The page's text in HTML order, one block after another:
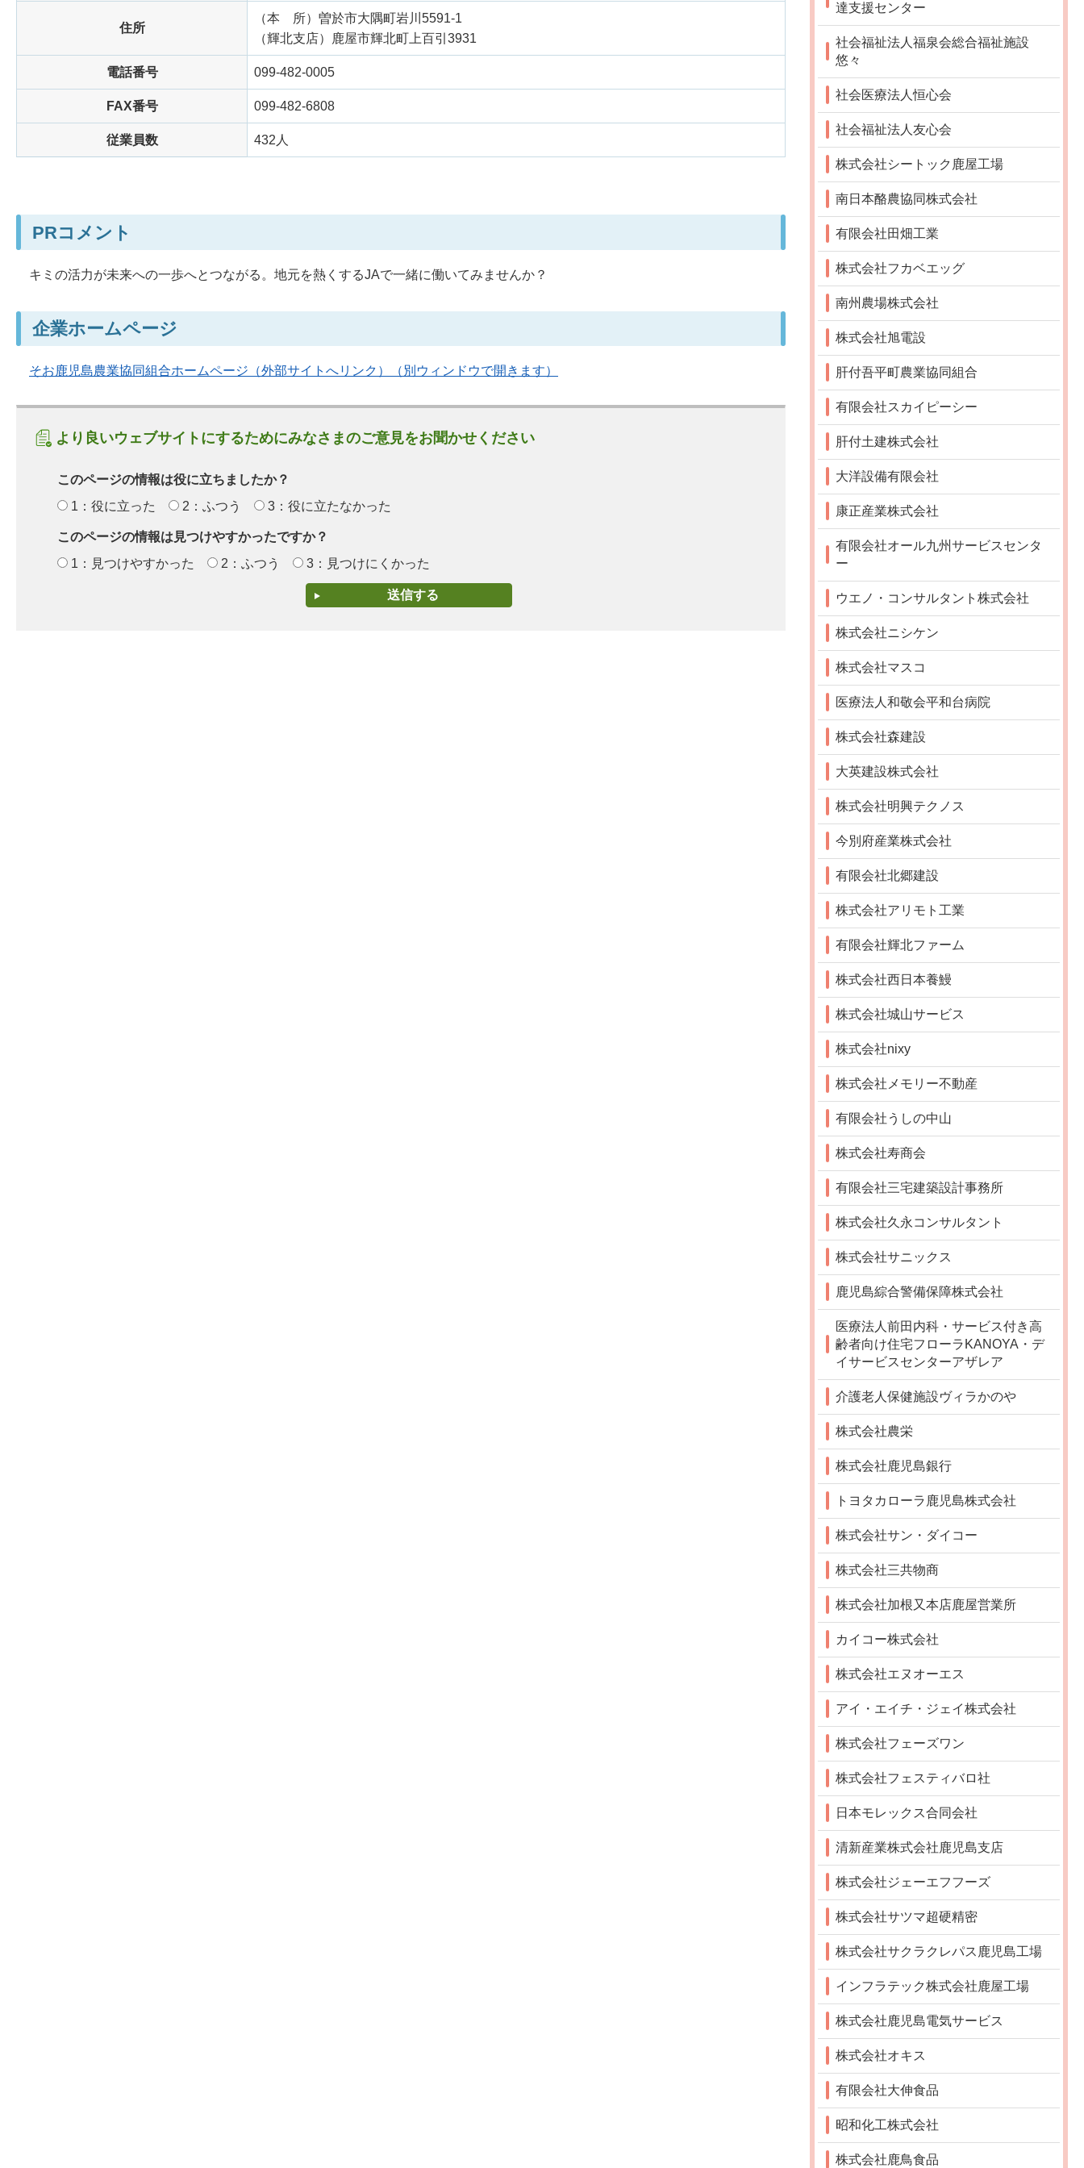
住所
（本 所） 曽於市大隅町岩川5591-1
（輝北支店）鹿屋市輝北町上百引3931
電話番号 099-482-0005
FAX番号 099-482-6808
従業員数 432人
PRコメント
キミの活力が未来への一歩へとつながる。地元を熱くするJAで一緒に働いてみませんか？
企業ホームページ
そお鹿児島農業協同組合ホームページ（外部サイトへリンク）（別ウィンドウで開きます）
より良いウェブサイトにするためにみなさまのご意見をお聞かせください
このページの情報は役に立ちましたか？
1：役に立った
2：ふつう 3：役に立たなかった
このページの情報は見つけやすかったですか？
1：見つけやすかった
2：ふつう 3：見つけにくかった
達支援センター
社会福祉法人福泉会総合福祉施設
悠々
社会医療法人恒心会
社会福祉法人友心会
株式会社シートック鹿屋工場
南日本酪農協同株式会社
有限会社田畑工業
株式会社フカベエッグ
南州農場株式会社
株式会社旭電設
肝付吾平町農業協同組合
有限会社スカイピーシー
肝付土建株式会社
大洋設備有限会社
康正産業株式会社
有限会社オール九州サービスセンタ
ー
ウエノ・コンサルタント株式会社
株式会社ニシケン
株式会社マスコ
医療法人和敬会平和台病院
株式会社森建設
大英建設株式会社
株式会社明興テクノス
今別府産業株式会社
有限会社北郷建設
株式会社アリモト工業
有限会社輝北ファーム
株式会社西日本養鰻
株式会社城山サービス
株式会社nixy
株式会社メモリー不動産
有限会社うしの中山
株式会社寿商会
有限会社三宅建築設計事務所
株式会社久永コンサルタント
株式会社サニックス
鹿児島綜合警備保障株式会社
医療法人前田内科・サービス付き高
齢者向け住宅フローラKANOYA・デ
イサービスセンターアザレア
介護老人保健施設ヴィラかのや
株式会社農栄
株式会社鹿児島銀行
トヨタカローラ鹿児島株式会社
株式会社サン・ダイコー
株式会社三共物商
株式会社加根又本店鹿屋営業所
カイコー株式会社
株式会社エヌオーエス
アイ・エイチ・ジェイ株式会社
株式会社フェーズワン
株式会社フェスティバロ社
日本モレックス合同会社
清新産業株式会社鹿児島支店
株式会社ジェーエフフーズ
株式会社サツマ超硬精密
株式会社サクラクレパス鹿児島工場
インフラテック株式会社鹿屋工場
株式会社鹿児島電気サービス
株式会社オキス
有限会社大伸食品
昭和化工株式会社
株式会社鹿鳥食品